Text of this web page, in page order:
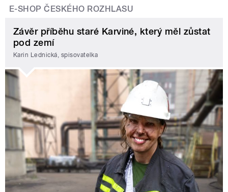
E-SHOP ČESKÉHO ROZHLASU
Závěr příběhu staré Karviné, který měl zůstat
pod zemí
Karin Lednická, spisovatelka